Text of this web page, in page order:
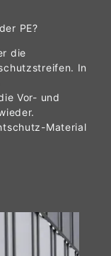
PE?
die
In
Vor- und
Material